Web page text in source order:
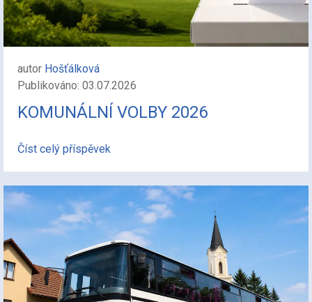
autor Hošťálková
Publikováno: 03.07.2026
KOMUNÁLNÍ VOLBY 2026
Číst celý příspěvek